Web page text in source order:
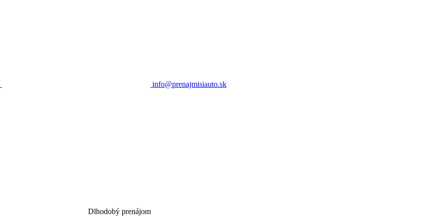
info@prenajmisiauto.sk
Dlhodobý prenájom